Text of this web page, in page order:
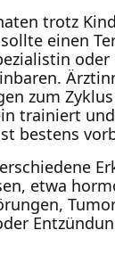
trotz
einen
oder
zum
trainiert
bestens
etwa